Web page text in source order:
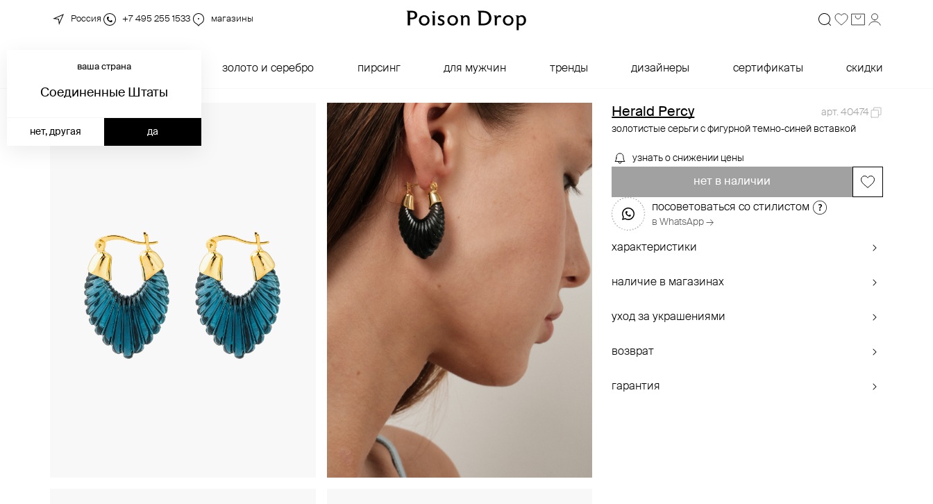
Россия +7 495 255 1533 магазины
новинки золото и серебро пирсинг для мужчин тренды дизайнеры сертификаты скидки
ваша страна
Соединенные Штаты
да
нет, другая
Herald Percy
арт. 40474
золотистые серьги с фигурной темно-синей вставкой
узнать о снижении цены
нет в наличии
посоветоваться со стилистом
в WhatsApp →
характеристики
наличие в магазинах
уход за украшениями
возврат
гарантия